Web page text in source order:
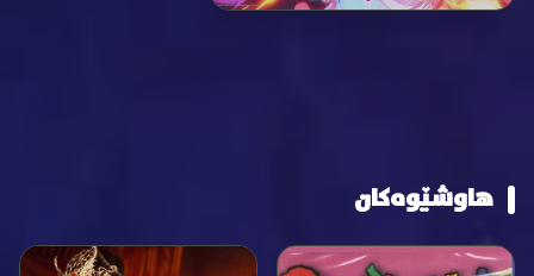
هاوشێوەکان